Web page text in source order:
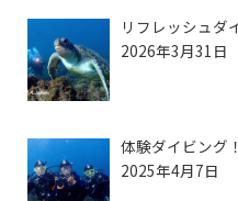
リフレッシュダ
2026年3月31日
体験ダイビング
2025年4月7日